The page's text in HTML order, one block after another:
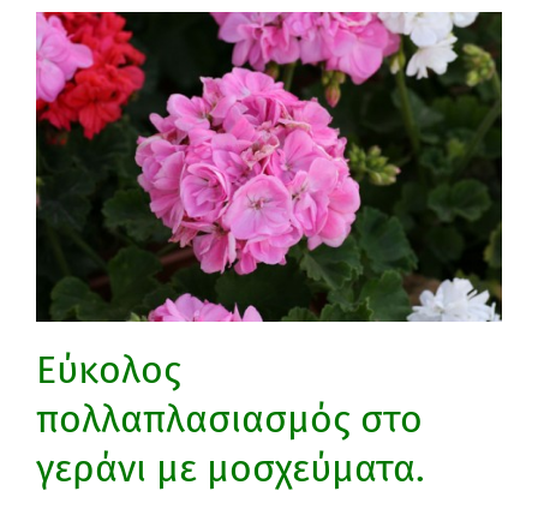
Εύκολος
πολλαπλασιασμός στο
γεράνι με μοσχεύματα.